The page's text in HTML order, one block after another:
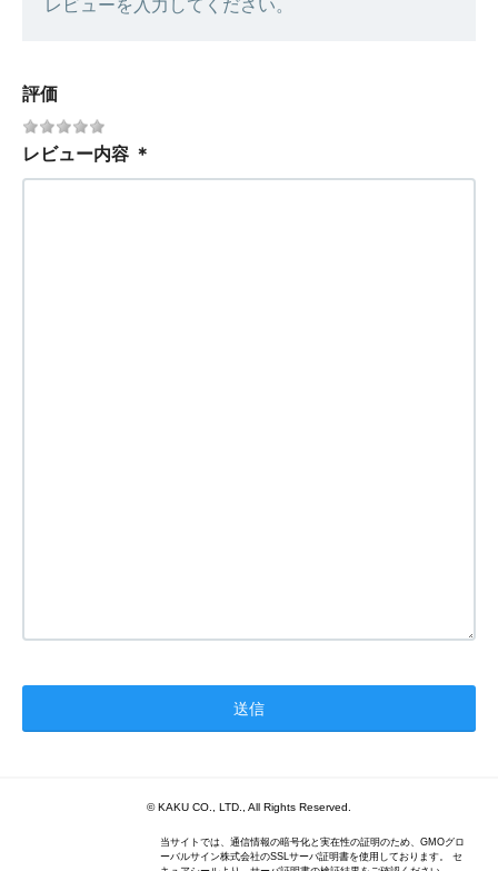
レビューを入力してください。
評価
レビュー内容 ＊
© KAKU CO., LTD., All Rights Reserved.
当サイトでは、通信情報の暗号化と実在性の証明のため、GMOグロ
ーバルサイン株式会社のSSLサーバ証明書を使用しております。 セ